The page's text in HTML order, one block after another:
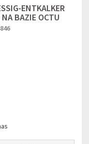
ENTKALKER
BAZIE OCTU